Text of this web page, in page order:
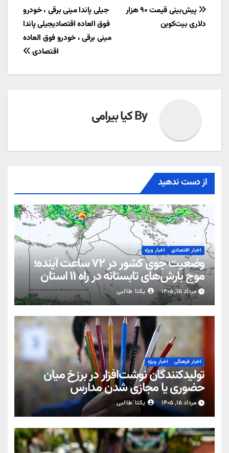
راهبری
نوشته
جیلی پاندا مینی برقی ، خودرو
فوق العاده اقتصادیجیلی پاندا
مینی برقی ، خودرو فوق العاده
اقتصادی
پیش‌بینی قیمت ۹۰ هزار
دلاری بیت‌کوین
Byکیا بیرامی
از دست ندهید
اخبار اقتصادی اخبار ویژه
وضعیت جوی کشور در ۷۲ ساعت آینده؛
موج بارش‌های تابستانه در راه ۱۱ استان
مرداد ۱۵, ۱۴۰۵ یکتا طالبی
اخبار فرهنگی اخبار ویژه
تولیدکنندگان نوشت‌افزار در برزخ میان
حضوری یا مجازی شدن مدارس
مرداد ۱۵, ۱۴۰۵ یکتا طالبی